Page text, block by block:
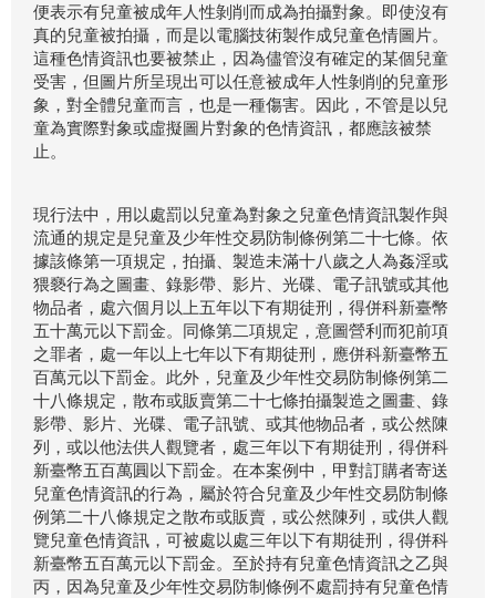
便表示有兒童被成年人性剝削而成為拍攝對象。即使沒有
真的兒童被拍攝，而是以電腦技術製作成兒童色情圖片。
這種色情資訊也要被禁止，因為儘管沒有確定的某個兒童
受害，但圖片所呈現出可以任意被成年人性剝削的兒童形
象，對全體兒童而言，也是一種傷害。因此，不管是以兒
童為實際對象或虛擬圖片對象的色情資訊，都應該被禁
止。
現行法中，用以處罰以兒童為對象之兒童色情資訊製作與
流通的規定是兒童及少年性交易防制條例第二十七條。依
據該條第一項規定，拍攝、製造未滿十八歲之人為姦淫或
猥褻行為之圖畫、錄影帶、影片、光碟、電子訊號或其他
物品者，處六個月以上五年以下有期徒刑，得併科新臺幣
五十萬元以下罰金。同條第二項規定，意圖營利而犯前項
之罪者，處一年以上七年以下有期徒刑，應併科新臺幣五
百萬元以下罰金。此外，兒童及少年性交易防制條例第二
十八條規定，散布或販賣第二十七條拍攝製造之圖畫、錄
影帶、影片、光碟、電子訊號、或其他物品者，或公然陳
列，或以他法供人觀覽者，處三年以下有期徒刑，得併科
新臺幣五百萬圓以下罰金。在本案例中，甲對訂購者寄送
兒童色情資訊的行為，屬於符合兒童及少年性交易防制條
例第二十八條規定之散布或販賣，或公然陳列，或供人觀
覽兒童色情資訊，可被處以處三年以下有期徒刑，得併科
新臺幣五百萬元以下罰金。至於持有兒童色情資訊之乙與
丙，因為兒童及少年性交易防制條例不處罰持有兒童色情